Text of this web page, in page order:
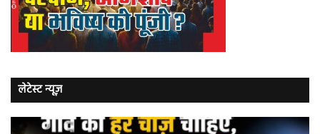
लेटेस्ट न्यूज़